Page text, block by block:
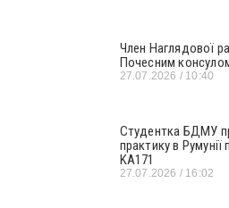
Член Наглядової
Почесним
27.07.2026 10:40
Студентка БДМУ
практику в
KA171
27.07.2026 16:02